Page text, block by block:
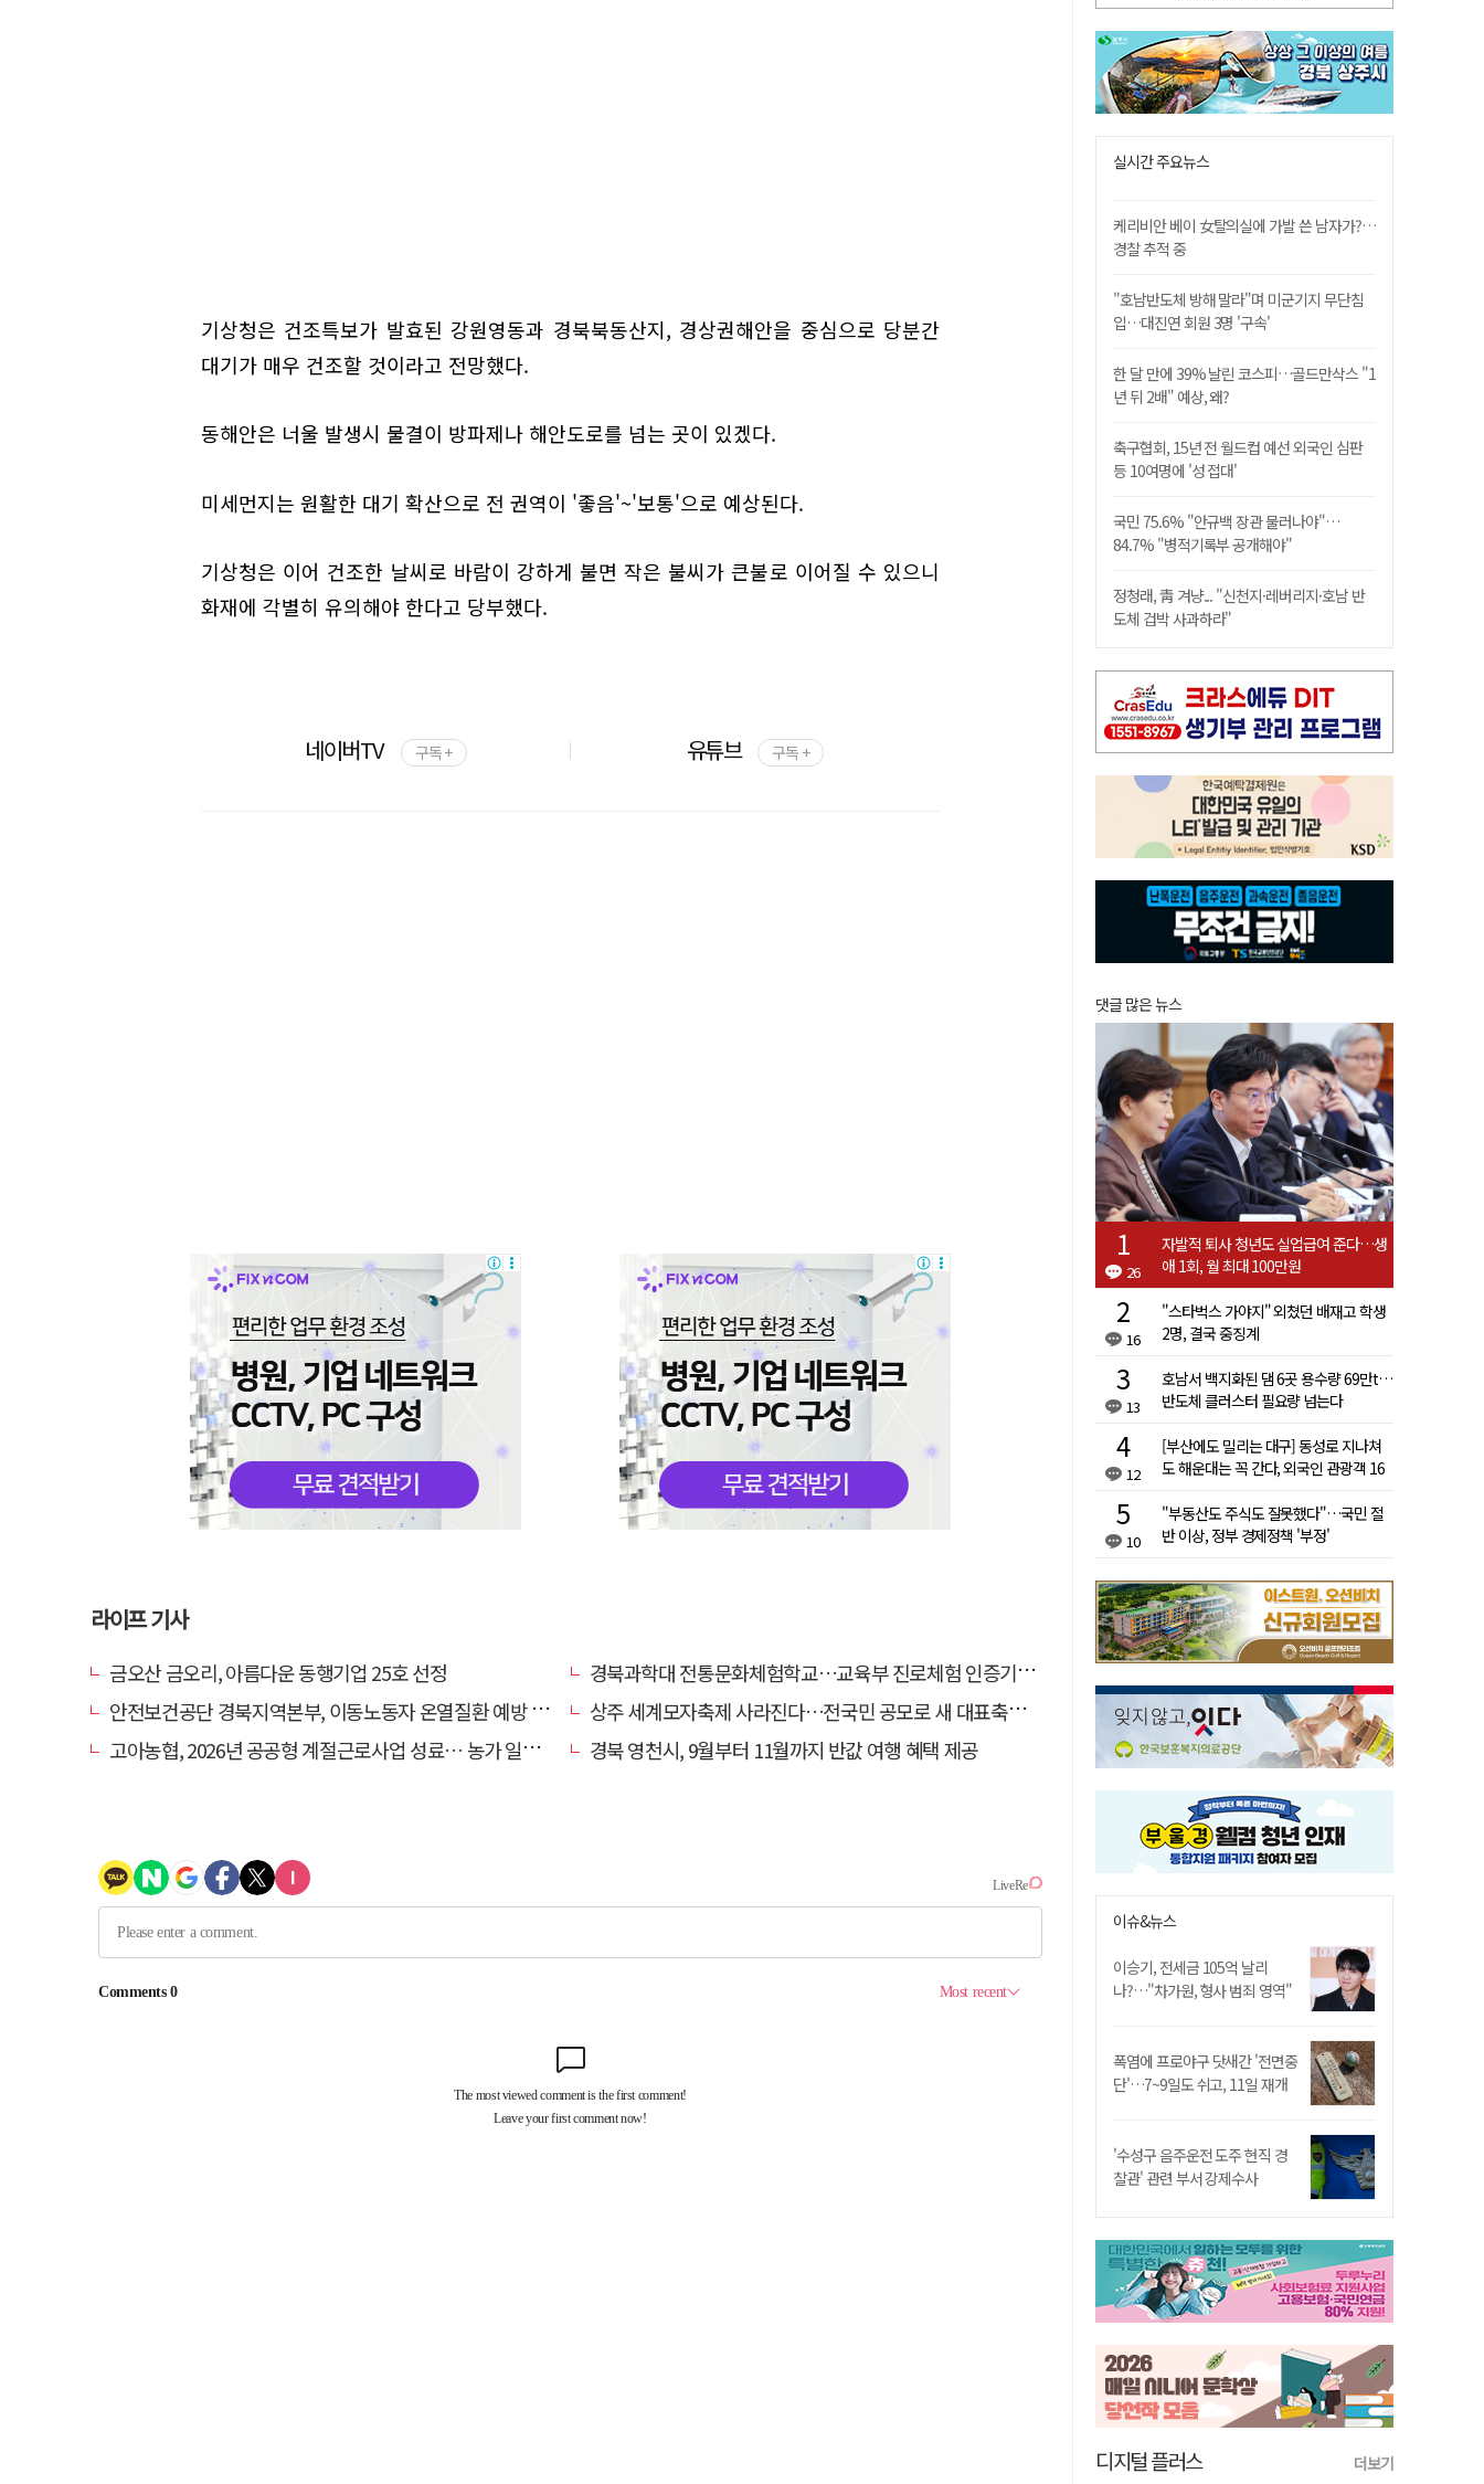
기상청은 건조특보가 발효된 강원영동과 경북북동산지, 경상권해안을 중심으로 당분간
대기가 매우 건조할 것이라고 전망했다.
동해안은 너울 발생시 물결이 방파제나 해안도로를 넘는 곳이 있겠다.
미세먼지는 원활한 대기 확산으로 전 권역이 '좋음'~'보통'으로 예상된다.
기상청은 이어 건조한 날씨로 바람이 강하게 불면 작은 불씨가 큰불로 이어질 수 있으니
화재에 각별히 유의해야 한다고 당부했다.
네이버TV 구독 + 유튜브 구독 +
라이프 기사
금오산 금오리, 아름다운 동행기업 25호 선정
경북과학대 전통문화체험학교…교육부 진로체험 인증기관 선정
안전보건공단 경북지역본부, 이동노동자 온열질환 예방 캠페인
상주 세계모자축제 사라진다…전국민 공모로 새 대표축제 발굴 나서
고아농협, 2026년 공공형 계절근로사업 성료… 농가 일손 부족 해소 '효자'
경북 영천시, 9월부터 11월까지 반값 여행 혜택 제공
실시간 주요뉴스
케리비안 베이 女탈의실에 가발 쓴 남자가?…
경찰 추적 중
"호남반도체 방해 말라"며 미군기지 무단침
입…대진연 회원 3명 '구속'
한 달 만에 39% 날린 코스피…골드만삭스 "1
년 뒤 2배" 예상, 왜?
축구협회, 15년 전 월드컵 예선 외국인 심판
등 10여명에 '성 접대'
국민 75.6% "안규백 장관 물러나야"…
84.7% "병적기록부 공개해야"
정청래, 靑 겨냥... "신천지·레버리지·호남 반
도체 겁박 사과하라"
댓글 많은 뉴스
26
자발적 퇴사 청년도 실업급여 준다…생
애 1회, 월 최대 100만원
16
"스타벅스 가야지" 외쳤던 배재고 학생
2명, 결국 중징계
13
호남서 백지화된 댐 6곳 용수량 69만t…
반도체 클러스터 필요량 넘는다
12
[부산에도 밀리는 대구] 동성로 지나쳐
도 해운대는 꼭 간다, 외국인 관광객 16
10
"부동산도 주식도 잘못했다"…국민 절
반 이상, 정부 경제정책 '부정'
이슈&뉴스
이승기, 전세금 105억 날리
나?…"차가원, 형사 범죄 영역"
폭염에 프로야구 닷새간 '전면중
단'…7~9일도 쉬고, 11일 재개
'수성구 음주운전 도주 현직 경
찰관' 관련 부서 강제수사
디지털 플러스 더보기